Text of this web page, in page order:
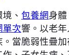
、 包養網身
單次響。以老
當脆弱性疊加